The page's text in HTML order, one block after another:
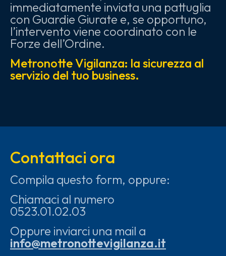
immediatamente inviata una pattuglia
con Guardie Giurate e, se opportuno,
l’intervento viene coordinato con le
Forze dell’Ordine.
Metronotte Vigilanza: la sicurezza al
servizio del tuo business.
Contattaci ora
Compila questo form, oppure:
Chiamaci al numero
0523.01.02.03
Oppure inviarci una mail a
info@metronottevigilanza.it